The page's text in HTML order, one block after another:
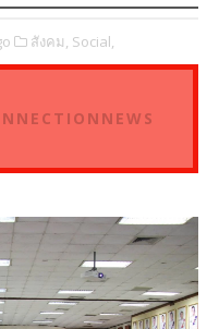
สังคม, Social,